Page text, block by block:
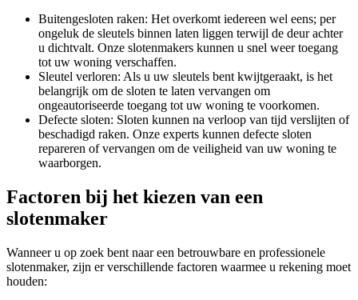
Buitengesloten raken: Het overkomt iedereen wel eens; per
ongeluk de sleutels binnen laten liggen terwijl de deur achter
u dichtvalt. Onze slotenmakers kunnen u snel weer toegang
tot uw woning verschaffen.
Sleutel verloren: Als u uw sleutels bent kwijtgeraakt, is het
belangrijk om de sloten te laten vervangen om
ongeautoriseerde toegang tot uw woning te voorkomen.
Defecte sloten: Sloten kunnen na verloop van tijd verslijten of
beschadigd raken. Onze experts kunnen defecte sloten
repareren of vervangen om de veiligheid van uw woning te
waarborgen.
Factoren bij het kiezen van een
slotenmaker
Wanneer u op zoek bent naar een betrouwbare en professionele
slotenmaker, zijn er verschillende factoren waarmee u rekening moet
houden: